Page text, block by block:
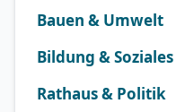
Bauen & Umwelt
Bildung & Soziales
Rathaus & Politik